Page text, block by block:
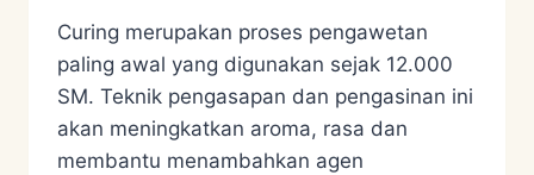
Curing merupakan proses pengawetan
paling awal yang digunakan sejak 12.000
SM. Teknik pengasapan dan pengasinan ini
akan meningkatkan aroma, rasa dan
membantu menambahkan agen